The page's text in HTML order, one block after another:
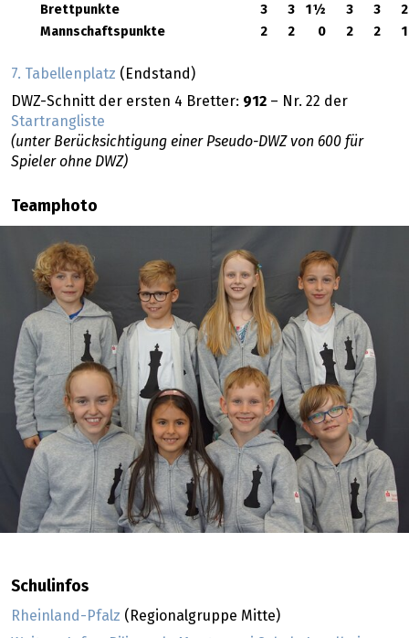
Brettpunkte 3 3 1½ 3 3
2
Mannschaftspunkte
2 2 0 2 2 1
7. Tabellenplatz (Endstand)
DWZ-Schnitt der ersten 4 Bretter: 912 – Nr. 22 der
Startrangliste
(unter Berücksichtigung einer Pseudo-DWZ von 600 für
Spieler ohne DWZ)
Teamphoto
Schulinfos
Rheinland-Pfalz (Regionalgruppe Mitte)